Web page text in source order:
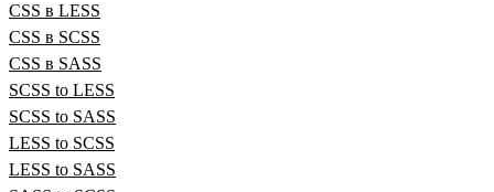
CSS в LESS
CSS в SCSS
CSS в SASS
SCSS to LESS
SCSS to SASS
LESS to SCSS
LESS to SASS